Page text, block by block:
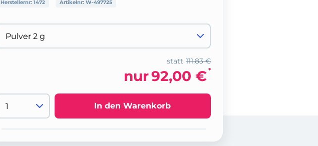
Herstellernr: 1472 Artikelnr: W-497725
111,83 €
statt
nur92,00 € *
In den Warenkorb